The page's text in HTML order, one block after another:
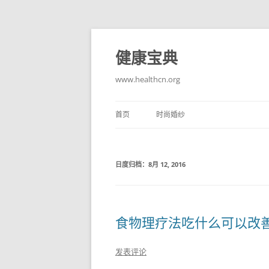
跳
正
文
健康宝典
www.healthcn.org
首页 时尚婚纱
日度归档： 8月 12, 2016
食物理疗法吃什么可以改
发表评论